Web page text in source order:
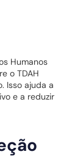
Humanos
o TDAH
Isso ajuda a
e a reduzir